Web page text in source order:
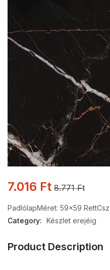
7.016 Ft 8.771Ft
PadlólapMéret: 59×59 Rett
Category: Készlet erejéig
Product Description